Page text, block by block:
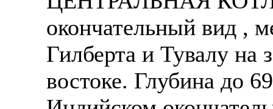
окончательный вид ,
Гилберта и Тувалу на
востоке. Глубина до